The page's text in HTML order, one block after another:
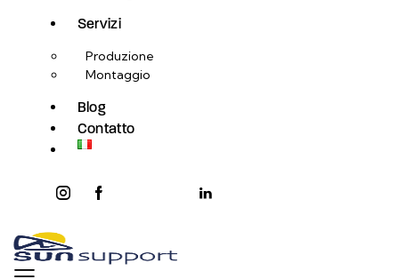
Servizi
Produzione
Montaggio
Blog
Contatto
instagramfacebook-
youtube2
linkedin